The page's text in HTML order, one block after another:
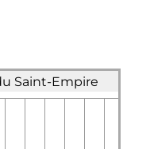
Saint-Empire